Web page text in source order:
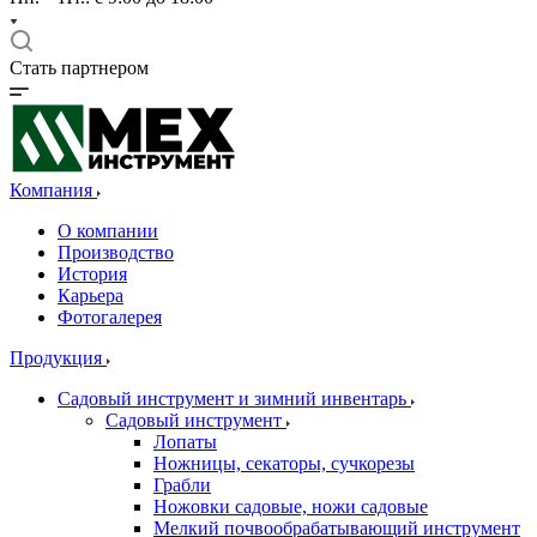
Стать партнером
Компания
О компании
Производство
История
Карьера
Фотогалерея
Продукция
Садовый инструмент и зимний инвентарь
Садовый инструмент
Лопаты
Ножницы, секаторы, сучкорезы
Грабли
Ножовки садовые, ножи садовые
Мелкий почвообрабатывающий инструмент